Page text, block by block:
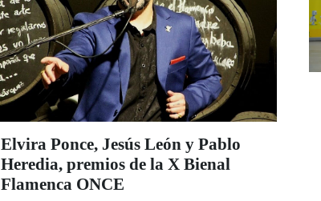
Elvira Ponce, Jesús León y Pablo
Heredia, premios de la X Bienal
Flamenca ONCE